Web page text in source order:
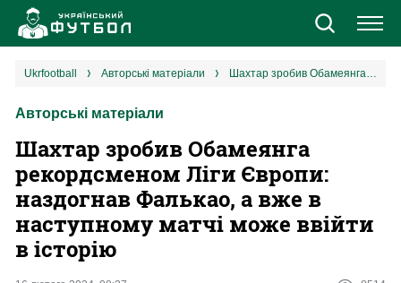
Новини
Єврокубки
УПЛ
ukrfootball авторські матеріали Шахтар зробив Обамеянга рекордсменом Ліги Європи: наздогнав Фалькао, а вже в наступному матчі може ввійти в історію
Авторські матеріали
Шахтар зробив Обамеянга
рекордсменом Ліги Європи:
наздогнав Фалькао, а вже в
наступному матчі може ввійти
в історію